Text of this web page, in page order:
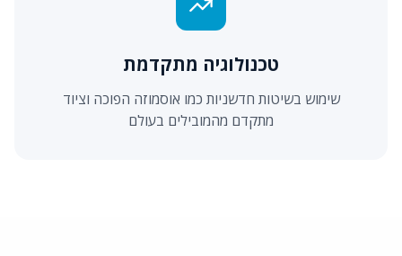
טכנולוגיה מתקדמת
שימוש בשיטות חדשניות כמו אוסמוזה הפוכה וציוד
מתקדם מהמובילים בעולם